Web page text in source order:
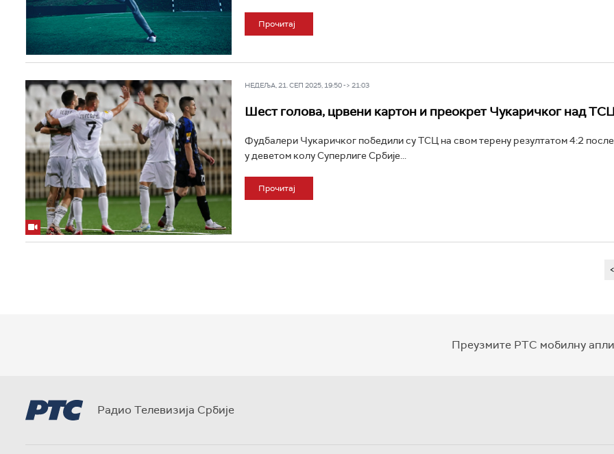
Прочитај
НЕДЕЉА, 21. СЕП 2025, 19:50 -> 21:03
Шест голова, црвени картон и преокрет Чукаричког над
Фудбалери Чукаричког победили су ТСЦ на свом терену резултатом 4:2
у деветом колу Суперлиге Србије...
Прочитај
Преузмите РТС мобилну
Радио Телевизија Србије